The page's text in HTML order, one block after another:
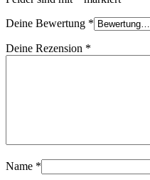
Deine Bewertung *
Deine Rezension *
Name *